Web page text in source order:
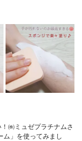
㈱ミュゼプラチナムさ
ム」を使ってみまし